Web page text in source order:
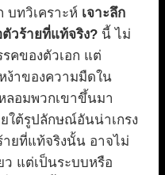
บทวิเคราะห์ เจาะลึก
วร้ายที่แท้จริง? นี้ ไม่
คของตัวเอก แต่
ง้าของความมืดใน
ลอมพวกเขาขึ้นมา
ใต้รูปลักษณ์อันน่าเกรง
ยที่แท้จริงนั้น อาจไม่
ว แต่เป็นระบบหรือ